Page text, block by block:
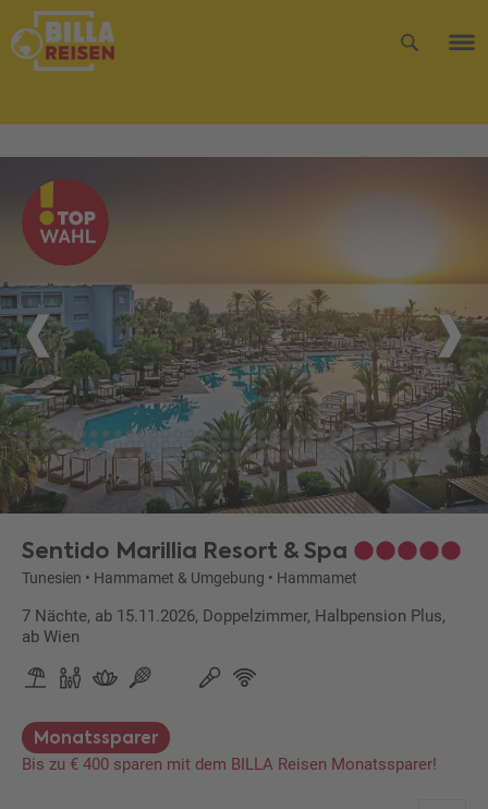
Sentido Marillia Resort & Spa
Tunesien • Hammamet & Umgebung • Hammamet
7 Nächte, ab 15.11.2026, Doppelzimmer, Halbpension Plus,
ab Wien
Monatssparer
Bis zu € 400 sparen mit dem BILLA Reisen Monatssparer!